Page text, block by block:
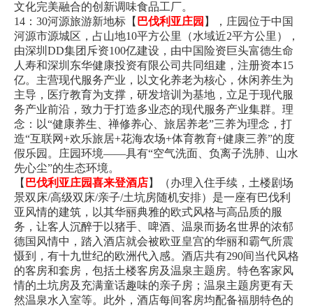
文化完美融合的创新调味食品工厂。
14：30河源旅游新地标【 巴伐利亚庄园 】，庄园位于中国
河源市源城区，占山地10平方公里（水域近2平方公里），
由深圳DD集团斥资100亿建设，由中国险资巨头富德生命
人寿和深圳东华健康投资有限公司共同组建，注册资本15
亿。主营现代服务产业，以文化养老为核心，休闲养生为
主导，医疗教育为支撑，研发培训为基地，立足于现代服
务产业前沿，致力于打造多业态的现代服务产业集群。理
念：以“健康养生、禅修养心、旅居养老”三养为理念，打
造“互联网+欢乐旅居+花海农场+体育教育+健康三养”的度
假乐园。庄园环境——具有“空气洗面、负离子洗肺、山水
先心尘”的生态环境。
【 巴伐利亚庄园喜来登酒店】（办理入住手续，土楼剧场
景双床/高级双床/亲子/土坑房随机安排）是一座有巴伐利
亚风情的建筑，以其华丽典雅的欧式风格与高品质的服
务，让客人沉醉于以猪手、啤酒、温泉而扬名世界的浓郁
德国风情中，踏入酒店就会被欧亚皇宫的华丽和霸气所震
慑到，有十九世纪的欧洲代入感。酒店共有290间当代风格
的客房和套房，包括土楼客房及温泉主题房。特色客家风
情的土坑房及充满童话趣味的亲子房；温泉主题房更有天
然温泉水入室等。此外，酒店每间客房均配备福朋特色的